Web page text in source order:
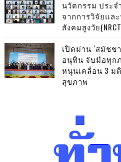
นวัตกรรม ประจ
จากการวิจัยแล
สังคมสูงวัย(NRCT
เปิดม่าน ‘สมัชช
อนุทิน จับมือทุก
หนุนเคลื่อน 3 ม
สุขภาพ